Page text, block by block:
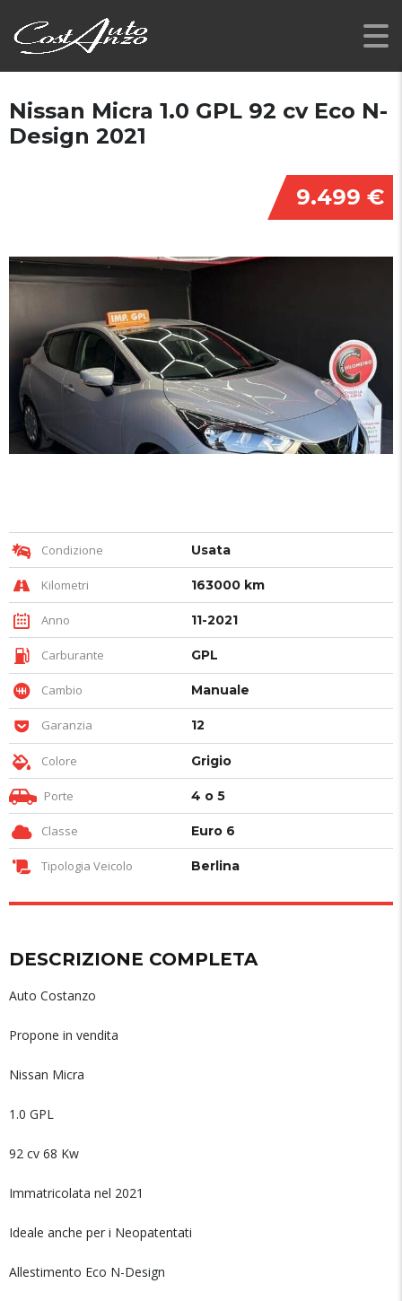
Nissan Micra 1.0 GPL 92 cv Eco N-
Design 2021
9.499 €
Condizione Usata
Kilometri 163000 km
Anno 11-2021
Carburante GPL
Cambio Manuale
Garanzia 12
Colore Grigio
Porte 4 o 5
Classe Euro 6
Tipologia Veicolo Berlina
DESCRIZIONE COMPLETA
Auto Costanzo
Propone in vendita
Nissan Micra
1.0 GPL
92 cv 68 Kw
Immatricolata nel 2021
Ideale anche per i Neopatentati
Allestimento Eco N-Design